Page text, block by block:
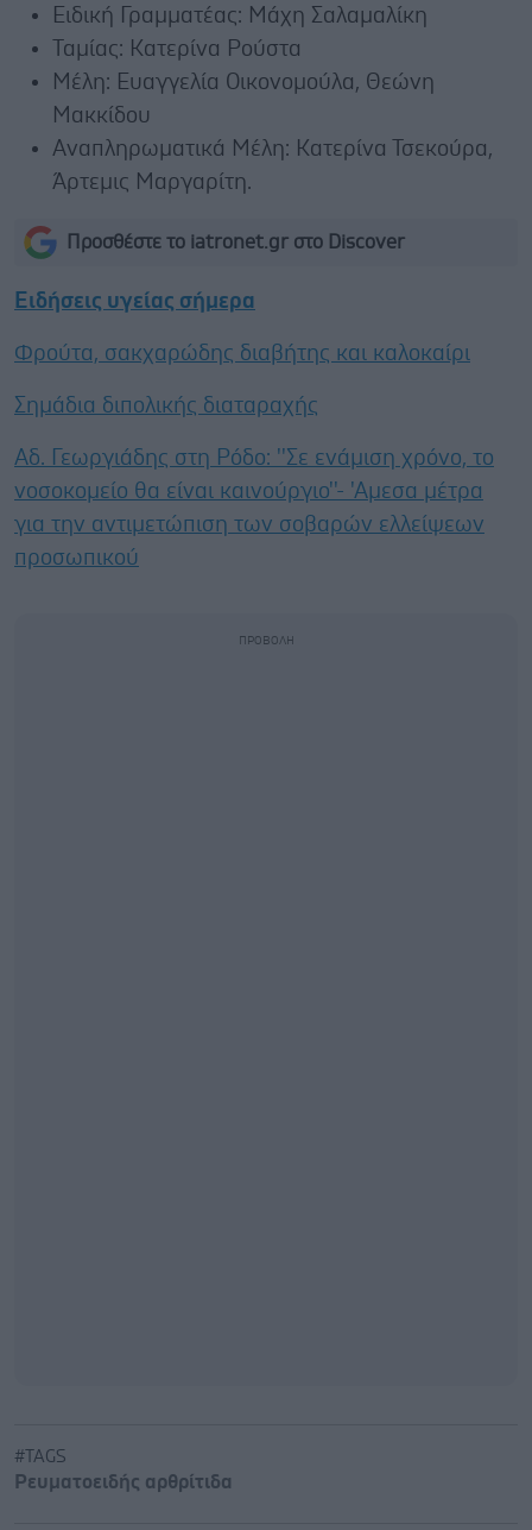
Ειδική Γραμματέας: Μάχη Σαλαμαλίκη
Ταμίας: Κατερίνα Ρούστα
Μέλη: Ευαγγελία Οικονομούλα, Θεώνη
Μακκίδου
Αναπληρωματικά Μέλη: Κατερίνα Τσεκούρα,
Άρτεμις Μαργαρίτη.
Προσθέστε το iatronet.gr στο Discover
Ειδήσεις υγείας σήμερα
Φρούτα, σακχαρώδης διαβήτης και καλοκαίρι
Σημάδια διπολικής διαταραχής
Αδ. Γεωργιάδης στη Ρόδο: ''Σε ενάμιση χρόνο, το
νοσοκομείο θα είναι καινούργιο''- 'Αμεσα μέτρα
για την αντιμετώπιση των σοβαρών ελλείψεων
προσωπικού
#TAGS
Ρευματοειδής αρθρίτιδα